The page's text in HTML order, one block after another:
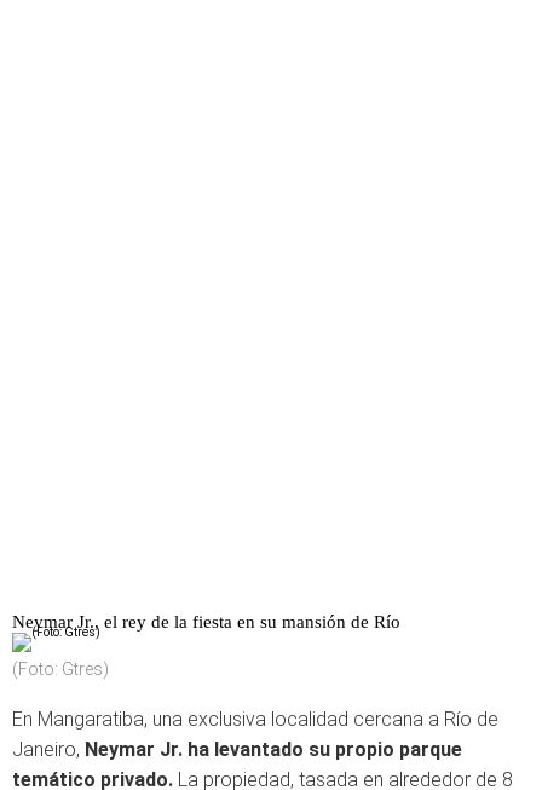
Neymar Jr., el rey de la fiesta en su mansión de Río
(Foto: Gtres)
En Mangaratiba, una exclusiva localidad cercana a Río de
Janeiro, Neymar Jr. ha levantado su propio parque
temático privado. La propiedad, tasada en alrededor de 8